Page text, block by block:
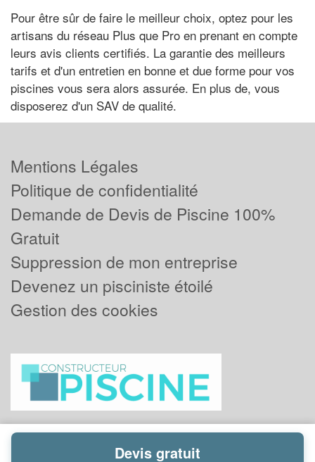
Pour être sûr de faire le meilleur choix, optez pour les
artisans du réseau Plus que Pro en prenant en compte
leurs avis clients certifiés. La garantie des meilleurs
tarifs et d'un entretien en bonne et due forme pour vos
piscines vous sera alors assurée. En plus de, vous
disposerez d'un SAV de qualité.
Mentions Légales
Politique de confidentialité
Demande de Devis de Piscine 100%
Gratuit
Suppression de mon entreprise
Devenez un pisciniste étoilé
Gestion des cookies
Devis gratuit